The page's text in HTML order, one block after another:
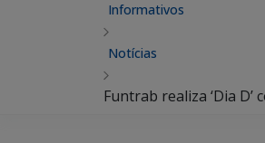
Informativos
Notícias
Funtrab realiza ‘Dia